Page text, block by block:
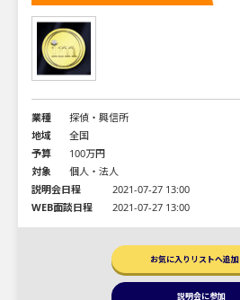
業種
探偵・興信所
地域
全国
予算
100万円
対象
個人・法人
説明会日程
2021-07-27 13:00
WEB面談日程
2021-07-27 13:00
お気に入りリストへ追加
説明会に参加